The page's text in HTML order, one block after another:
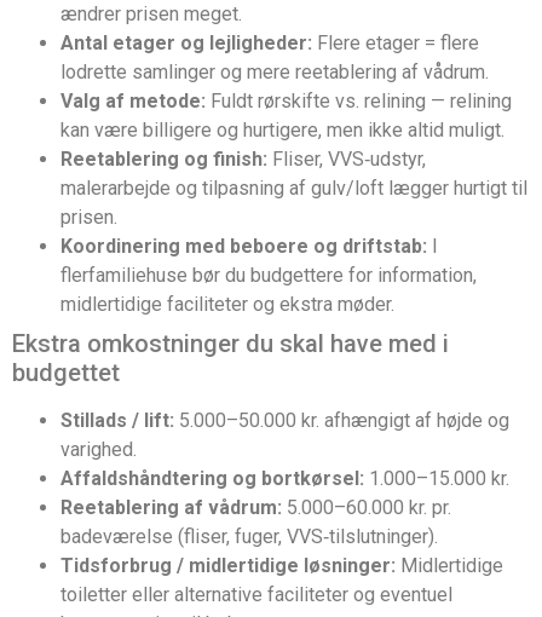
ændrer prisen meget.
Antal etager og lejligheder: Flere etager = flere
lodrette samlinger og mere reetablering af vådrum.
Valg af metode: Fuldt rørskifte vs. relining — relining
kan være billigere og hurtigere, men ikke altid muligt.
Reetablering og finish: Fliser, VVS‑udstyr,
malerarbejde og tilpasning af gulv/loft lægger hurtigt til
prisen.
Koordinering med beboere og driftstab: I
flerfamiliehuse bør du budgettere for information,
midlertidige faciliteter og ekstra møder.
Ekstra omkostninger du skal have med i
budgettet
Stillads / lift: 5.000–50.000 kr. afhængigt af højde og
varighed.
Affaldshåndtering og bortkørsel: 1.000–15.000 kr.
Reetablering af vådrum: 5.000–60.000 kr. pr.
badeværelse (fliser, fuger, VVS‑tilslutninger).
Tidsforbrug / midlertidige løsninger: Midlertidige
toiletter eller alternative faciliteter og eventuel